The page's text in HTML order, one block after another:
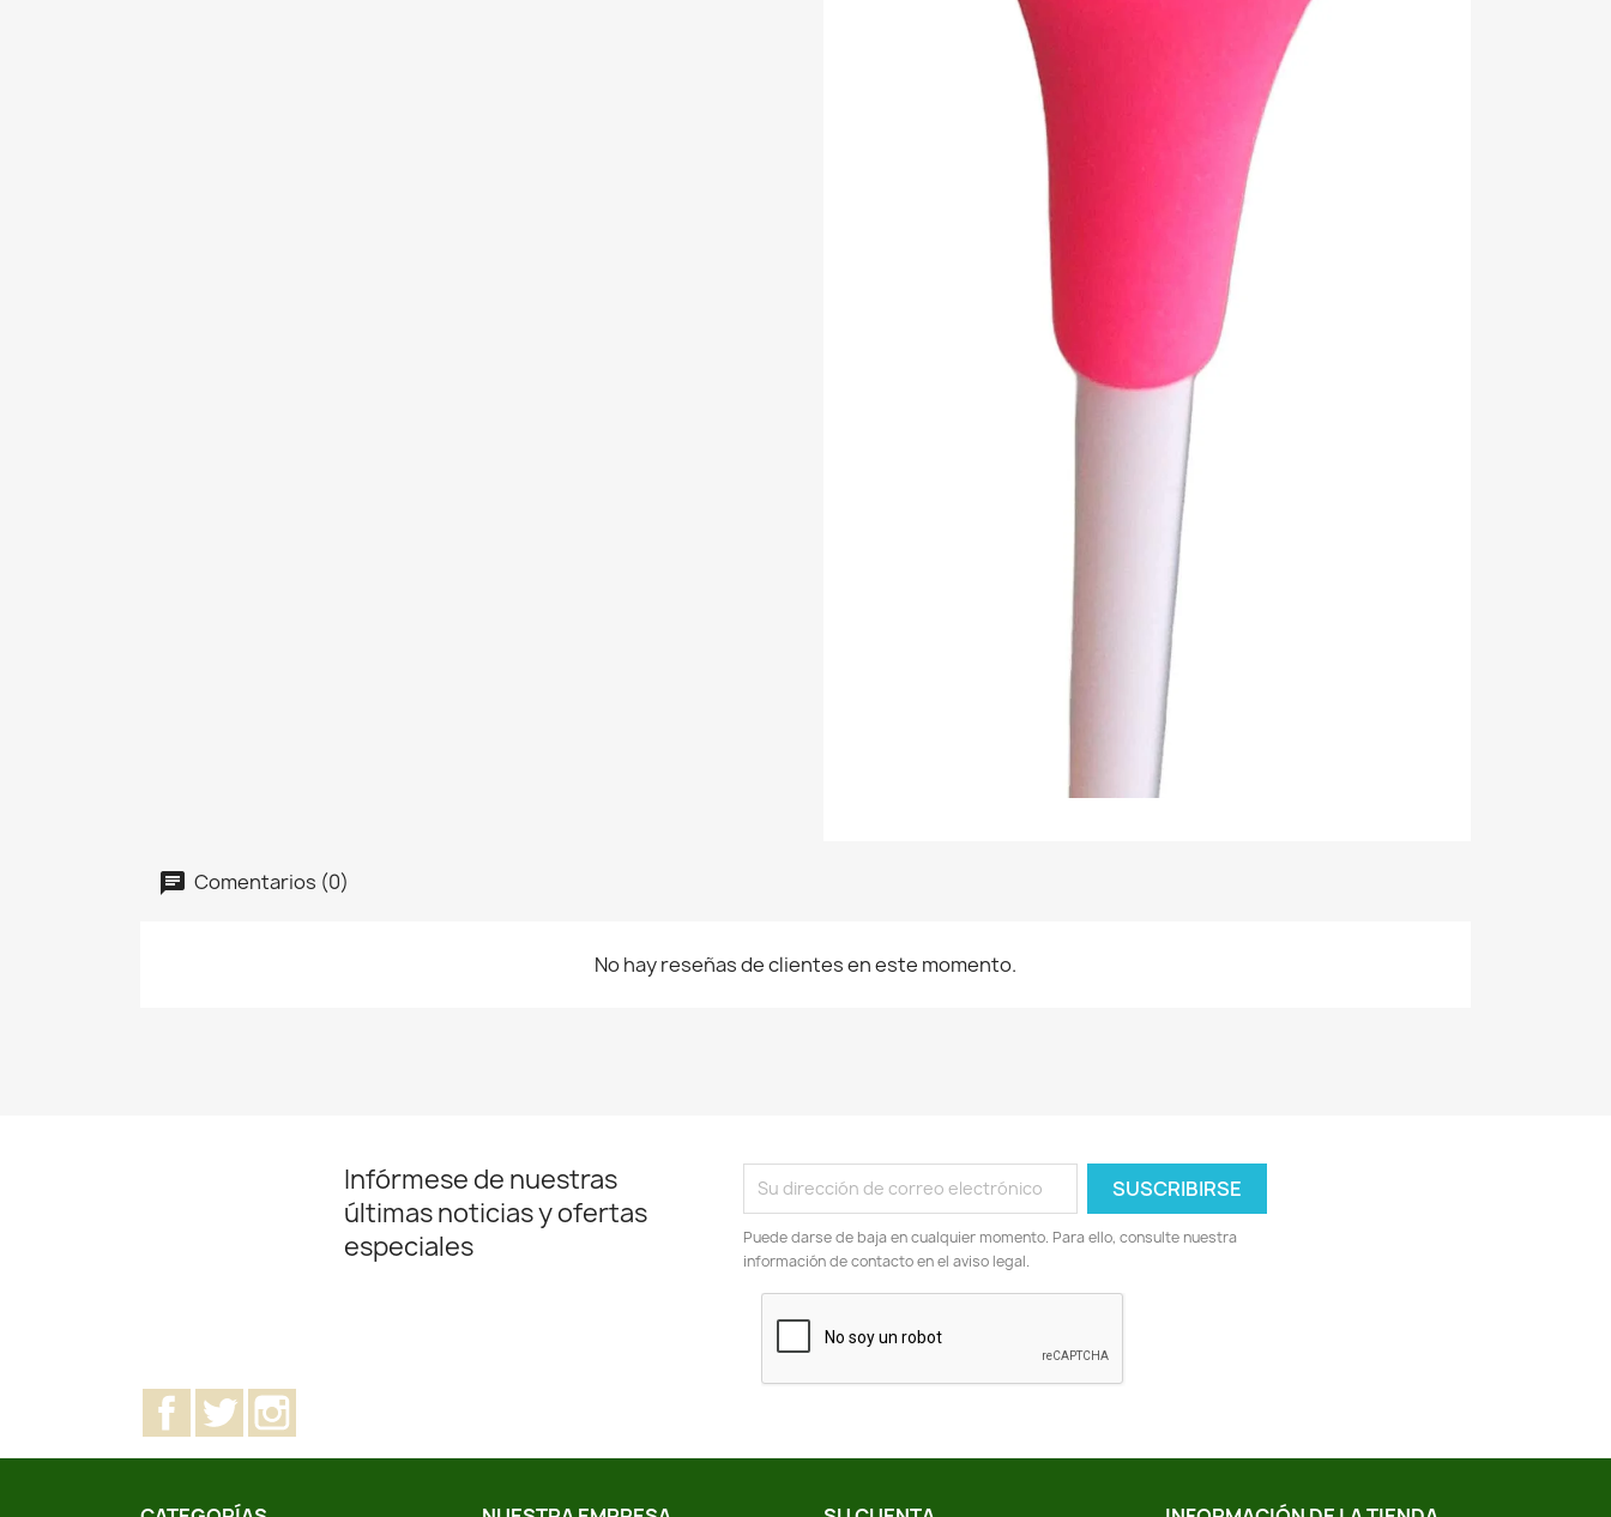
Comentarios (0)
No hay reseñas de clientes en este momento.
Infórmese de nuestras
últimas noticias y ofertas
especiales
Puede darse de baja en cualquier momento. Para ello, consulte nuestra
información de contacto en el aviso legal.
Facebook
Twitter